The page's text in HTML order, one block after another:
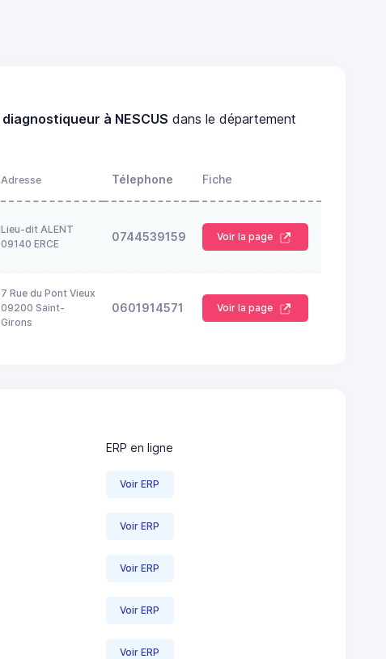
diagnostiqueur à NESCUS dans le département
Adresse Télephone Fiche
Lieu-dit ALENT
09140 ERCE
0744539159 Voir la page
7 Rue du Pont Vieux
09200 Saint-
Girons
0601914571 Voir la page
ERP en ligne
Voir ERP
Voir ERP
Voir ERP
Voir ERP
Voir ERP